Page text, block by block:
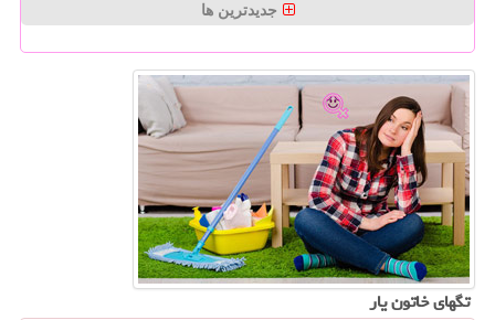
جدیدترین ها
تگهای خاتون یار